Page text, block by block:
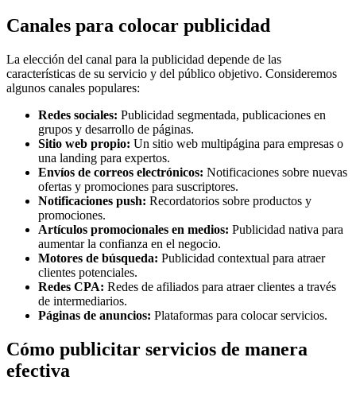
Canales para colocar publicidad
La elección del canal para la publicidad depende de las
características de su servicio y del público objetivo. Consideremos
algunos canales populares:
Redes sociales: Publicidad segmentada, publicaciones en
grupos y desarrollo de páginas.
Sitio web propio: Un sitio web multipágina para empresas o
una landing para expertos.
Envíos de correos electrónicos: Notificaciones sobre nuevas
ofertas y promociones para suscriptores.
Notificaciones push: Recordatorios sobre productos y
promociones.
Artículos promocionales en medios: Publicidad nativa para
aumentar la confianza en el negocio.
Motores de búsqueda: Publicidad contextual para atraer
clientes potenciales.
Redes CPA: Redes de afiliados para atraer clientes a través
de intermediarios.
Páginas de anuncios: Plataformas para colocar servicios.
Cómo publicitar servicios de manera
efectiva